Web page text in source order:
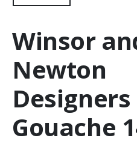
Winsor
Newton
Designers
Gouache